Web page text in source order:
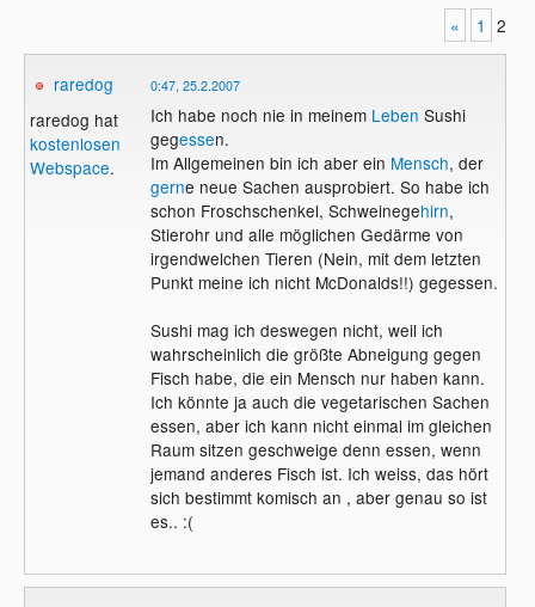
« 1 2
raredog
raredog hat
kostenlosen
Webspace.
0:47, 25.2.2007
Ich habe noch nie in meinem Leben Sushi
gegessen.
Im Allgemeinen bin ich aber ein Mensch, der
gerne neue Sachen ausprobiert. So habe ich
schon Froschschenkel, Schweinegehirn,
Stierohr und alle möglichen Gedärme von
irgendwelchen Tieren (Nein, mit dem letzten
Punkt meine ich nicht McDonalds!!) gegessen.
Sushi mag ich deswegen nicht, weil ich
wahrscheinlich die größte Abneigung gegen
Fisch habe, die ein Mensch nur haben kann.
Ich könnte ja auch die vegetarischen Sachen
essen, aber ich kann nicht einmal im gleichen
Raum sitzen geschweige denn essen, wenn
jemand anderes Fisch ist. Ich weiss, das hört
sich bestimmt komisch an , aber genau so ist
es.. :(